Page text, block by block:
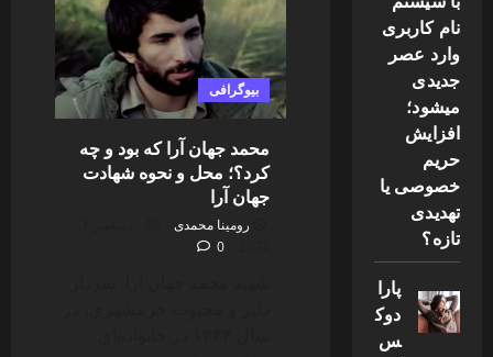
پینگ
پنگ
باز
+
ماجرای
پناهندگیبیوگرافی
محمد جهان آرا که بود و چه
کرد؟؛ محل و نحوه شهادت
جهان آرا
رومینا محمدی
0
نام کاربری
وارد عصر
جدیدی
میشود؛
افزایش
حریم
خصوصی یا
تهدیدی
تازه؟
پارا
دوک
س